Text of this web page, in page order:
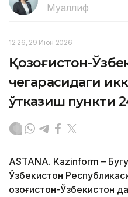
Муаллиф
12:26, 29 Июн 2026
Қозоғистон-
чегарасидаги
ўтказиш пункти
ASTANA. Kazinform –
Ўзбекистон
Қозоғистон-Ўзбекистон